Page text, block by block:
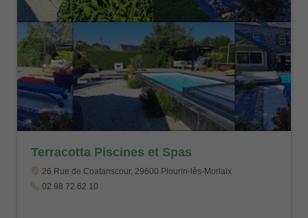
Terracotta Piscines et Spas
26 Rue de Coatanscour, 29600 Plourin-lès-Morlaix
02 98 72 62 10